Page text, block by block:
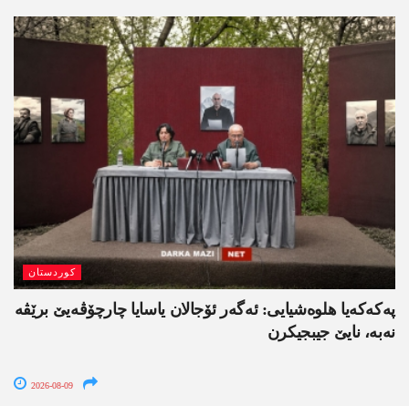
کوردستان
په‌كه‌كه‌یا هلوه‌شیایی: ئەگەر ئۆجالان یاسایا چارچۆڤەیێ برێڤە
نه‌به‌، نایێ جیبجیکرن
2026-08-09